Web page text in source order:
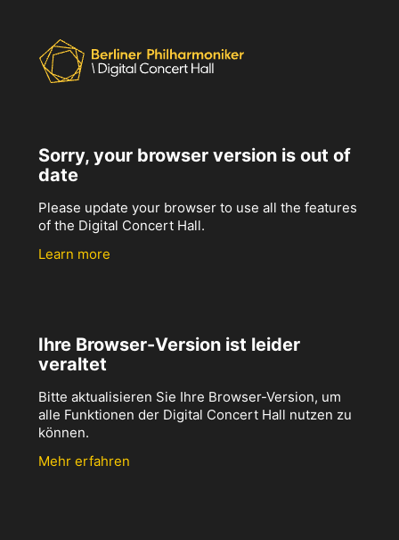
Sorry, your browser version is out of
date
Please update your browser to use all the features
of the Digital Concert Hall.
Learn more
Ihre Browser-Version ist leider
veraltet
Bitte aktualisieren Sie Ihre Browser-Version, um
alle Funktionen der Digital Concert Hall nutzen zu
können.
Mehr erfahren